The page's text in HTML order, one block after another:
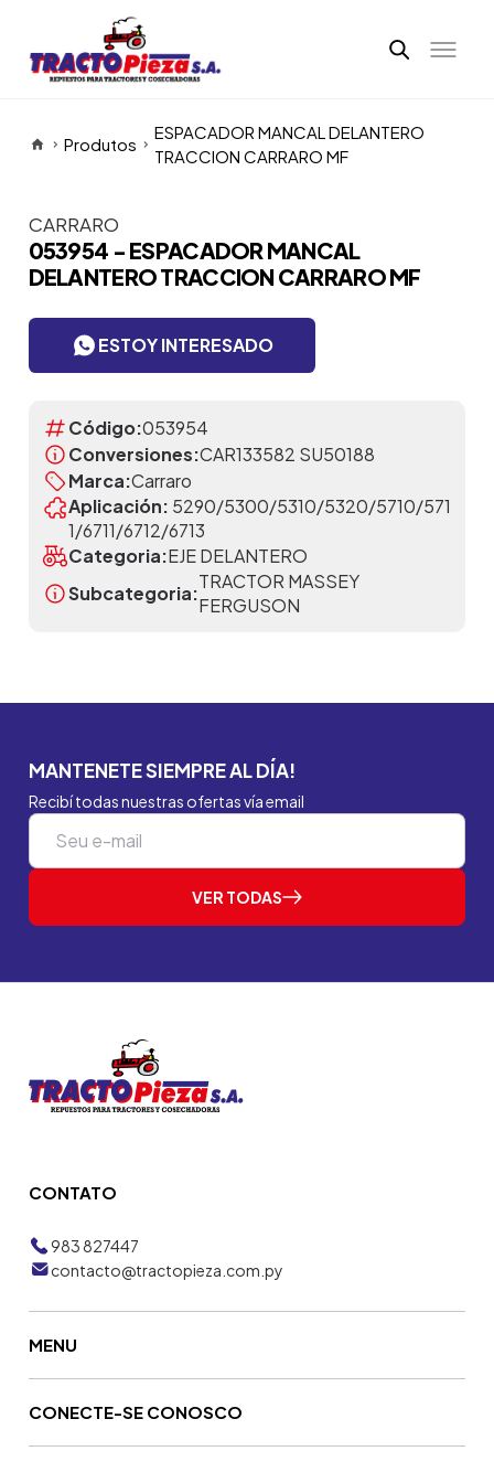
Produtos
ESPACADOR MANCAL DELANTERO
TRACCION CARRARO MF
Itens da Galeria
CARRARO
053954 - ESPACADOR MANCAL
DELANTERO TRACCION CARRARO MF
ESTOY INTERESADO
Código:053954
Conversiones:CAR133582 SU50188
Marca:Carraro
Aplicación: 5290/5300/5310/5320/5710/571
1/6711/6712/6713
Categoria:EJE DELANTERO
Subcategoria:
TRACTOR MASSEY
FERGUSON
MANTENETE SIEMPRE AL DÍA!
Recibí todas nuestras ofertas vía email
VER TODAS
CONTATO
983 827447
contacto@tractopieza.com.py
MENU
CONECTE-SE CONOSCO